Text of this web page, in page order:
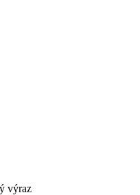
výraz